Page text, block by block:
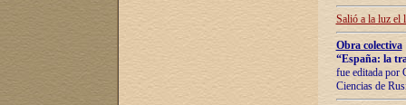
Salió a la luz el
Obra colectiva
“España: la
fue editada por
Ciencias de